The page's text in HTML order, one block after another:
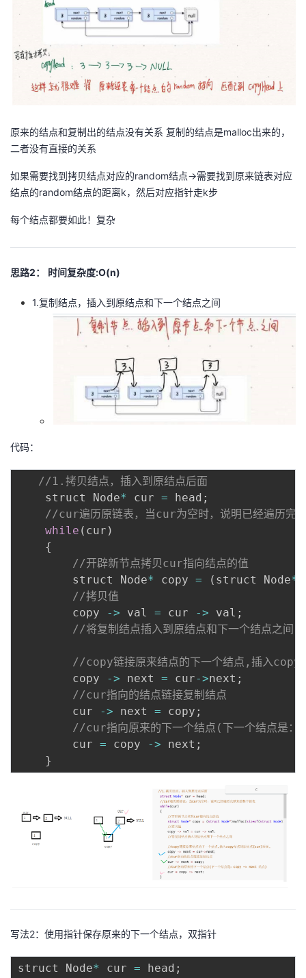
原来的结点和复制出的结点没有关系 复制的结点是malloc出来的，
二者没有直接的关系
如果需要找到拷贝结点对应的random结点->需要找到原来链表对应
结点的random结点的距离k，然后对应指针走k步
每个结点都要如此！复杂
思路2： 时间复杂度:O(n)
1.复制结点，插入到原结点和下一个结点之间
代码：
//1.拷贝结点，插入到原结点后面
    struct Node
* cur = head ;
//cur遍历原链表，当cur为空时，说明已经遍历完
while ( cur )
{
//开辟新节点拷贝cur指向结点的值
        struct Node
* copy = ( struct Node*
//拷贝值
        copy
-> val = cur -> val ;
//将复制结点插入到原结点和下一个结点之间
//copy链接原来结点的下一个结点,插入
        copy
-> next = cur->next ;
//cur指向的结点链接复制结点
        cur
-> next = copy ;
//cur指向原来的下一个结点(下一个结点
        cur
= copy -> next ;
}
写法2：使用指针保存原来的下一个结点，双指针
struct Node* cur = head ;